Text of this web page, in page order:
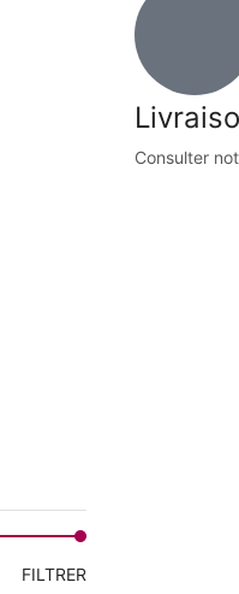
Consulter
FILTRER